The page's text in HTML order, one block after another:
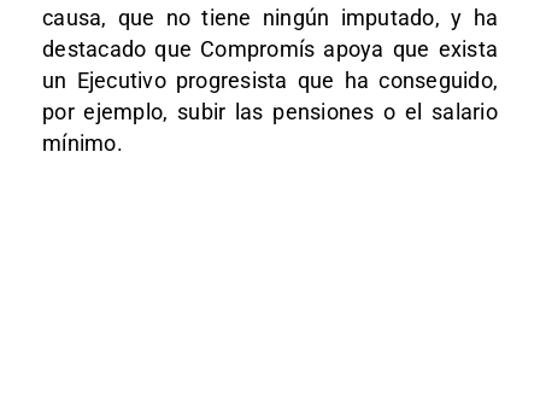
causa, que no tiene ningún imputado, y ha
destacado que Compromís apoya que exista
un Ejecutivo progresista que ha conseguido,
por ejemplo, subir las pensiones o el salario
mínimo.